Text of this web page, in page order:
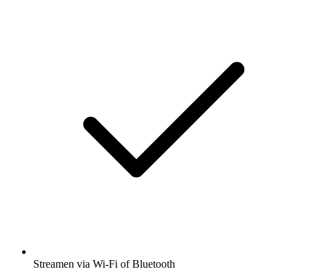
Streamen via Wi-Fi of Bluetooth